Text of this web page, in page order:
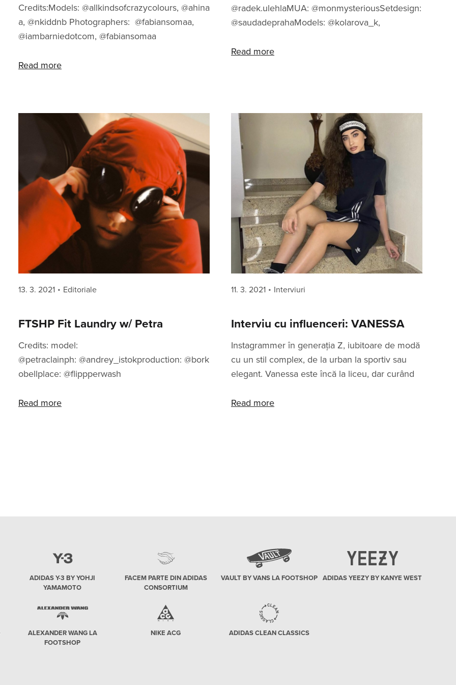
Credits:Models: @allkindsofcrazycolours, @ahina
a, @nkiddnb Photographers: @fabiansomaa,
@iambarniedotcom, @fabiansomaa
Read more
@radek.ulehlaMUA: @monmysteriousSetdesign:
@saudadeprahaModels: @kolarova_k,
Read more
Posted
13. 3. 2021 Categories
Editoriale
FTSHP Fit Laundry w/ Petra
Credits: model:
@petraclainph: @andrey_istokproduction: @bork
obellplace: @flippperwash
Read more
Posted
11. 3. 2021 Categories
Interviuri
Interviu cu influenceri: VANESSA
Instagrammer în generația Z, iubitoare de modă
cu un stil complex, de la urban la sportiv sau
elegant. Vanessa este încă la liceu, dar curând
universitar. Care este stilul tău vestimentar?
Read more
ADIDAS Y-3 BY YOHJI
YAMAMOTO
FACEM PARTE DIN ADIDAS
CONSORTIUM
VAULT BY VANS LA FOOTSHOP ADIDAS YEEZY BY KANYE WEST
ALEXANDER WANG LA
FOOTSHOP
NIKE ACG ADIDAS CLEAN CLASSICS